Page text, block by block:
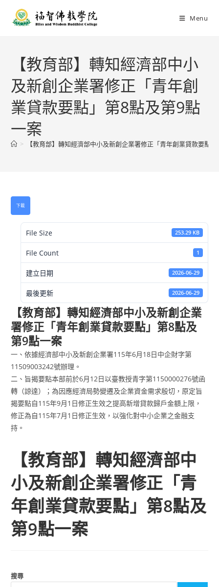
Menu
【教育部】轉知經濟部中小
及新創企業署修正「青年創
業貸款要點」第8點及第9點
一案
> 【教育部】轉知經濟部中小及新創企業署修正「青年創業貸款要點
下載
File Size 253.29 KB
File Count 1
建立日期 2026-06-29
最後更新 2026-06-29
【教育部】轉知經濟部中小及新創企業
署修正「青年創業貸款要點」第8點及
第9點一案
一、依據經濟部中小及新創企業署115年6月18日中企財字第
11509003242號辦理。
二、旨揭要點本部前於6月12日以臺教授青字第1150000276號函
轉（諒達）；為因應經濟局勢變遷及企業資金需求殷切，原定旨
揭要點自115年9月1日修正生效之提高新增貸款歸戶金額上限，
修正為自115年7月1日修正生效，以強化對中小企業之金融支
持。
【教育部】轉知經濟部中
小及新創企業署修正「青
年創業貸款要點」第8點及
第9點一案
搜尋